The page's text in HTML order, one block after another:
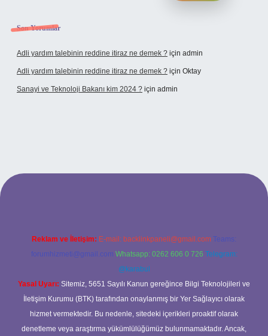
Son Yorumlar
Adli yardım talebinin reddine itiraz ne demek ? için admin
Adli yardım talebinin reddine itiraz ne demek ? için Oktay
Sanayi ve Teknoloji Bakanı kim 2024 ? için admin
giriş
Reklam ve İletişim: E-mail: backlinkpaneli@gmail.com Teams:
forumhizmeti@gmail.com Whatsapp: 0262 606 0 726 Telegram:
@karabul
Yasal Uyarı: Sitemiz, 5651 Sayılı Kanun gereğince Bilgi Teknolojileri ve
İletişim Kurumu (BTK) tarafından onaylanmış bir Yer Sağlayıcı olarak
hizmet vermektedir. Bu nedenle, sitedeki içerikleri proaktif olarak
denetleme veya araştırma yükümlülüğümüz bulunmamaktadır. Ancak,